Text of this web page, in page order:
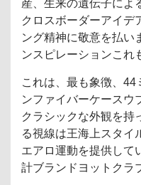
産、生来の遺伝子によ
クロスボーダーアイデ
ング精神に敬意を払い
ンスピレーションこれ
これは、最も象徴、
ンファイバーケースウ
クラシックな外観を持
る視線は王海上スタイ
エアロ運動を提供して
計ブランドヨットクラ